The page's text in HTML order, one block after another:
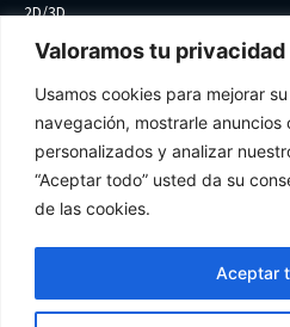
Valoramos tu privacidad
Usamos cookies para mejorar
navegación, mostrarle anuncios
personalizados y analizar
“Aceptar todo” usted da su
de las cookies.
Aceptar
2D/3D
COMPAÑIA
Política de calidad
Protección de datos
Términos y condiciones
Preferencias de Cookies